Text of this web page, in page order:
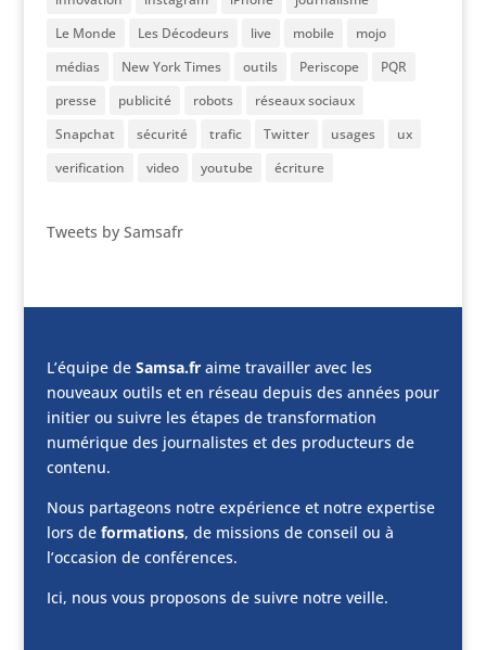
Le Monde
Les Décodeurs live mobile
mojo
médias
New York Times outils Periscope
PQR
presse
publicité robots
réseaux sociaux
Snapchat
sécurité trafic Twitter usages
ux
verification
video youtube écriture
Tweets by Samsafr
L’équipe de Samsa.fraime travailler avec les
nouveaux outils et en réseau depuis des années pour
initier ou suivre les étapes de transformation
numérique des journalistes et des producteurs de
contenu.
Nous partageons notre expérience et notre expertise
lors de formations, de missions de conseil ou à
l’occasion de conférences.
Ici, nous vous proposons de suivre notre veille.